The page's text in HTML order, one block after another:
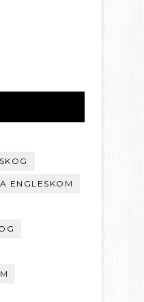
ENGLESKOM